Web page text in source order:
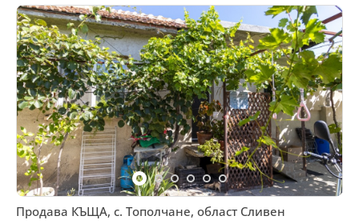
Продава КЪЩА, с. Тополчане, област Сливен